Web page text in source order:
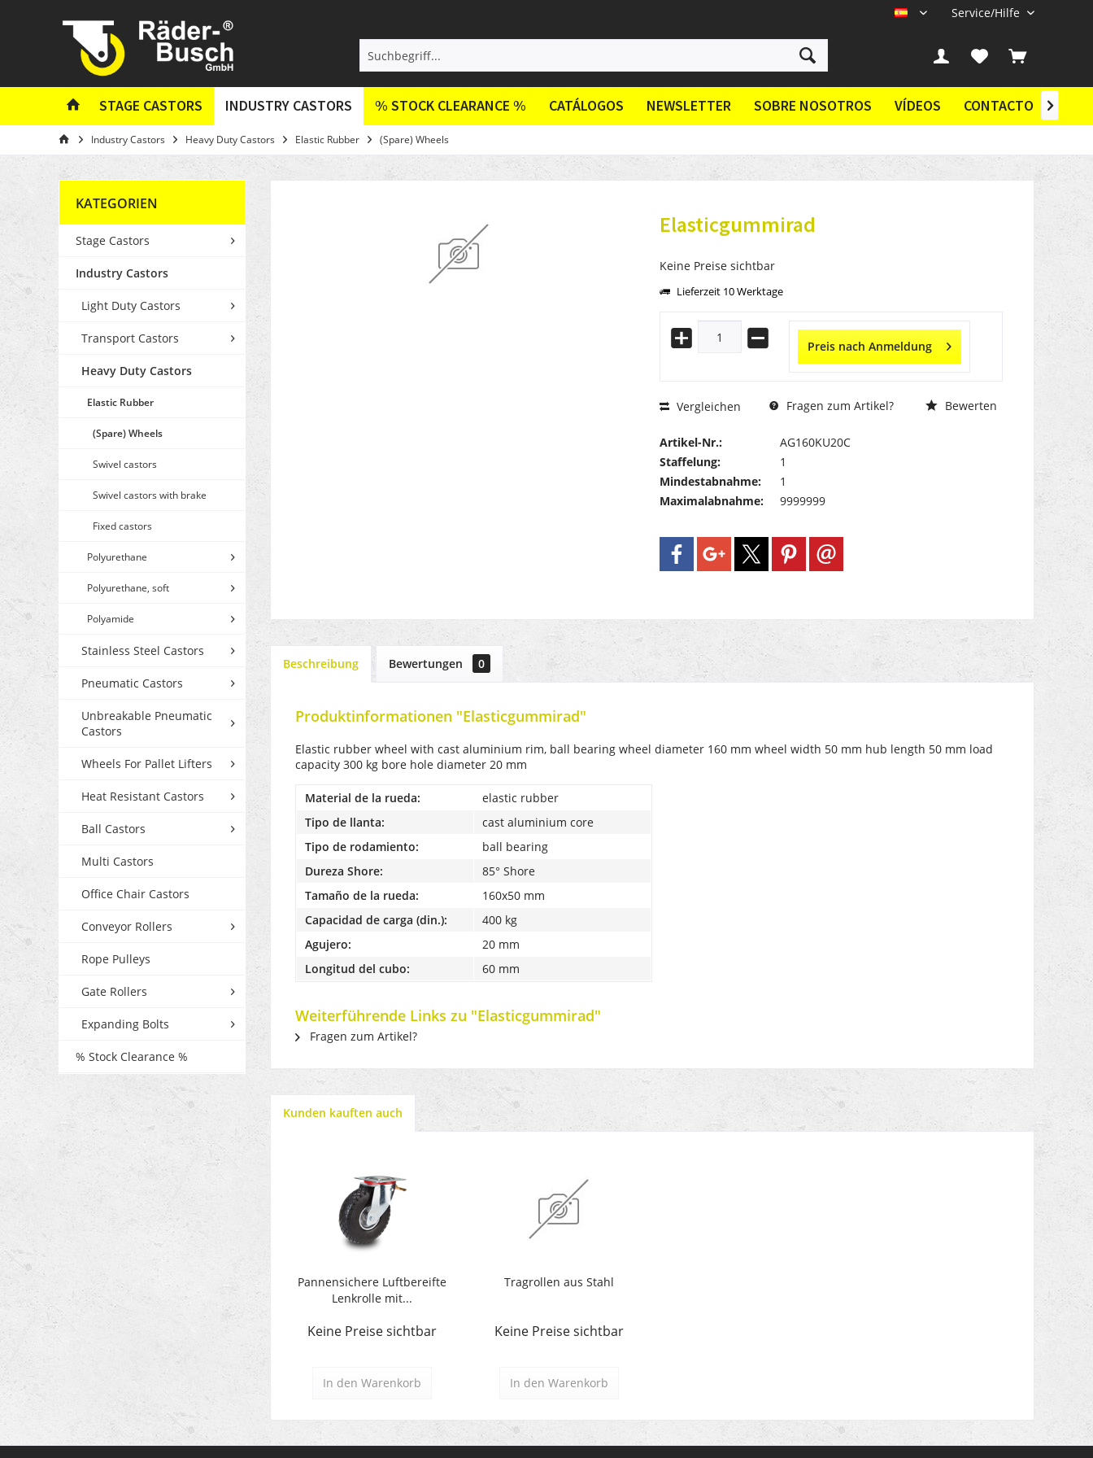
Service/Hilfe
STAGE CASTORS INDUSTRY CASTORS % STOCK CLEARANCE % CATÁLOGOS NEWSLETTER SOBRE NOSOTROS VÍDEOS CONTACTO 
Industry Castors Heavy Duty Castors Elastic Rubber (Spare) Wheels
KATEGORIEN
Stage Castors
Industry Castors
Light Duty Castors
Transport Castors
Heavy Duty Castors
Elastic Rubber
(Spare) Wheels
Swivel castors
Swivel castors with brake
Fixed castors
Polyurethane
Polyurethane, soft
Polyamide
Stainless Steel Castors
Pneumatic Castors
Unbreakable Pneumatic
Castors
Wheels For Pallet Lifters
Heat Resistant Castors
Ball Castors
Multi Castors
Office Chair Castors
Conveyor Rollers
Rope Pulleys
Gate Rollers
Expanding Bolts
% Stock Clearance %
Elasticgummirad
Keine Preise sichtbar
Lieferzeit 10 Werktage
Preis nach Anmeldung
Vergleichen Fragen zum Artikel? Bewerten
Artikel-Nr.:
AG160KU20C
Staffelung:
1
Mindestabnahme:
1
Maximalabnahme:
9999999
Beschreibung Bewertungen 0
Produktinformationen "Elasticgummirad"
Elastic rubber wheel with cast aluminium rim, ball bearing wheel diameter 160 mm wheel width 50 mm hub length 50 mm load
capacity 300 kg bore hole diameter 20 mm
Material de la rueda:
elastic rubber
Tipo de llanta:
cast aluminium core
Tipo de rodamiento:
ball bearing
Dureza Shore:
85° Shore
Tamaño de la rueda:
160x50 mm
Capacidad de carga (din.):
400 kg
Agujero:
20 mm
Longitud del cubo:
60 mm
Weiterführende Links zu "Elasticgummirad"
Fragen zum Artikel?
Kunden kauften auch
Pannensichere Luftbereifte
Lenkrolle mit...
Keine Preise sichtbar
In den Warenkorb
Tragrollen aus Stahl
Keine Preise sichtbar
In den Warenkorb